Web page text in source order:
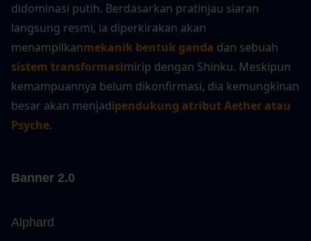
didominasi putih. Berdasarkan pratinjau siaran
langsung resmi, ia diperkirakan akan
menampilkanmekanik bentuk ganda
sistem transformasimirip dengan Shinku. Meskipun
kemampuannya belum dikonfirmasi, dia kemungkinan
besar akan menjadipendukung atribut Aether atau
Psyche.
Banner 2.0
Alphard